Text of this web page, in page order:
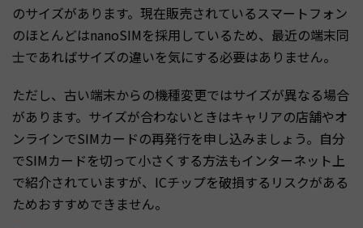
のサイズがあります。現在販売されているスマートフォン
のほとんどはnanoSIMを採用しているため、最近の端末同
士であればサイズの違いを気にする必要はありません。
ただし、古い端末からの機種変更ではサイズが異なる場合
があります。サイズが合わないときはキャリアの店舗やオ
ンラインでSIMカードの再発行を申し込みましょう。自分
でSIMカードを切って小さくする方法もインターネット上
で紹介されていますが、ICチップを破損するリスクがある
ためおすすめできません。